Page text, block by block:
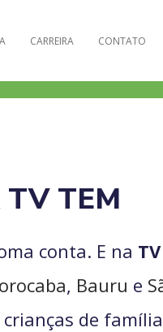
CARREIRA CONTATO
TEM
conta. E na
, Bauru e
de